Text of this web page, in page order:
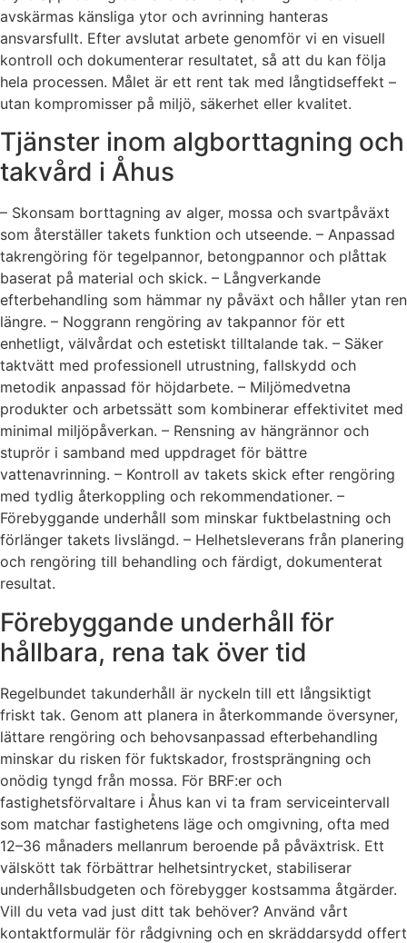
avskärmas känsliga ytor och avrinning hanteras
ansvarsfullt. Efter avslutat arbete genomför vi en visuell
kontroll och dokumenterar resultatet, så att du kan följa
hela processen. Målet är ett rent tak med långtidseffekt –
utan kompromisser på miljö, säkerhet eller kvalitet.
Tjänster inom algborttagning och
takvård i Åhus
– Skonsam borttagning av alger, mossa och svartpåväxt
som återställer takets funktion och utseende. – Anpassad
takrengöring för tegelpannor, betongpannor och plåttak
baserat på material och skick. – Långverkande
efterbehandling som hämmar ny påväxt och håller ytan ren
längre. – Noggrann rengöring av takpannor för ett
enhetligt, välvårdat och estetiskt tilltalande tak. – Säker
taktvätt med professionell utrustning, fallskydd och
metodik anpassad för höjdarbete. – Miljömedvetna
produkter och arbetssätt som kombinerar effektivitet med
minimal miljöpåverkan. – Rensning av hängrännor och
stuprör i samband med uppdraget för bättre
vattenavrinning. – Kontroll av takets skick efter rengöring
med tydlig återkoppling och rekommendationer. –
Förebyggande underhåll som minskar fuktbelastning och
förlänger takets livslängd. – Helhetsleverans från planering
och rengöring till behandling och färdigt, dokumenterat
resultat.
Förebyggande underhåll för
hållbara, rena tak över tid
Regelbundet takunderhåll är nyckeln till ett långsiktigt
friskt tak. Genom att planera in återkommande översyner,
lättare rengöring och behovsanpassad efterbehandling
minskar du risken för fuktskador, frostsprängning och
onödig tyngd från mossa. För BRF:er och
fastighetsförvaltare i Åhus kan vi ta fram serviceintervall
som matchar fastighetens läge och omgivning, ofta med
12–36 månaders mellanrum beroende på påväxtrisk. Ett
välskött tak förbättrar helhetsintrycket, stabiliserar
underhållsbudgeten och förebygger kostsamma åtgärder.
Vill du veta vad just ditt tak behöver? Använd vårt
kontaktformulär för rådgivning och en skräddarsydd offert